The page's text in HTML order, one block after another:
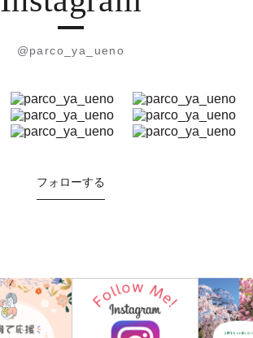
@parco_ya_ueno
フォローする